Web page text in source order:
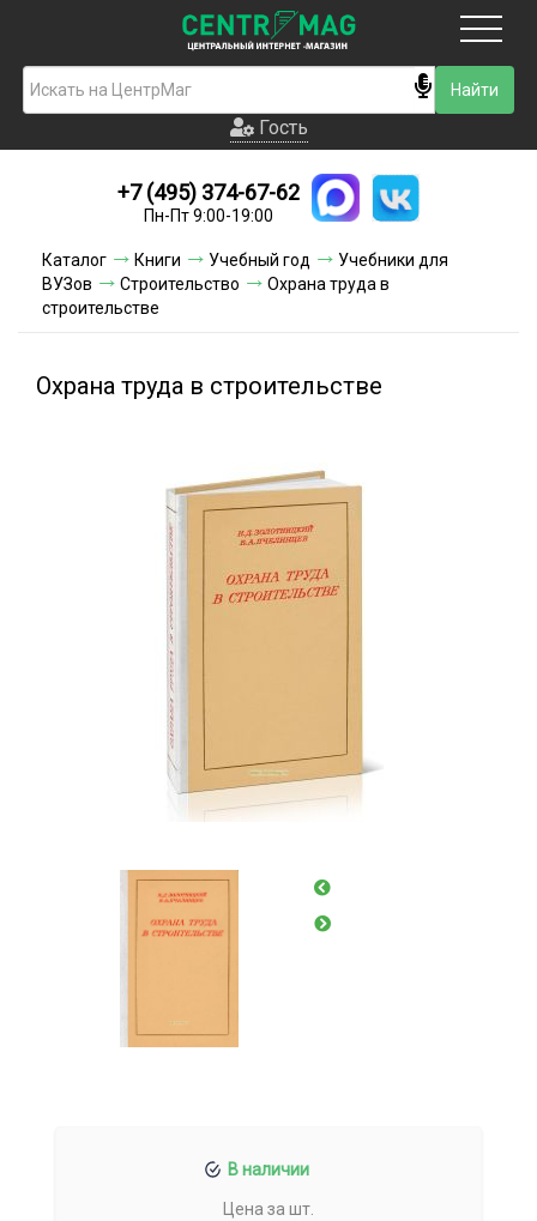
Гость
Новинки
Условия доставки
Гость
+7 (495) 374-67-62
Пн-Пт 9:00-19:00
Каталог Книги Учебный год
Учебники для
ВУЗов
Строительство
Охрана труда в
строительстве
Охрана труда в строительстве
В наличии
Цена за шт.